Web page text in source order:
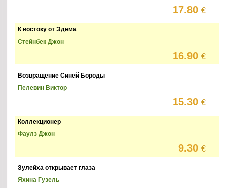
17.80€
К востоку от Эдема
Стейнбек Джон
16.90€
Возвращение Синей Бороды
Пелевин Виктор
15.30€
Коллекционер
Фаулз Джон
9.30€
Зулейха открывает глаза
Яхина Гузель